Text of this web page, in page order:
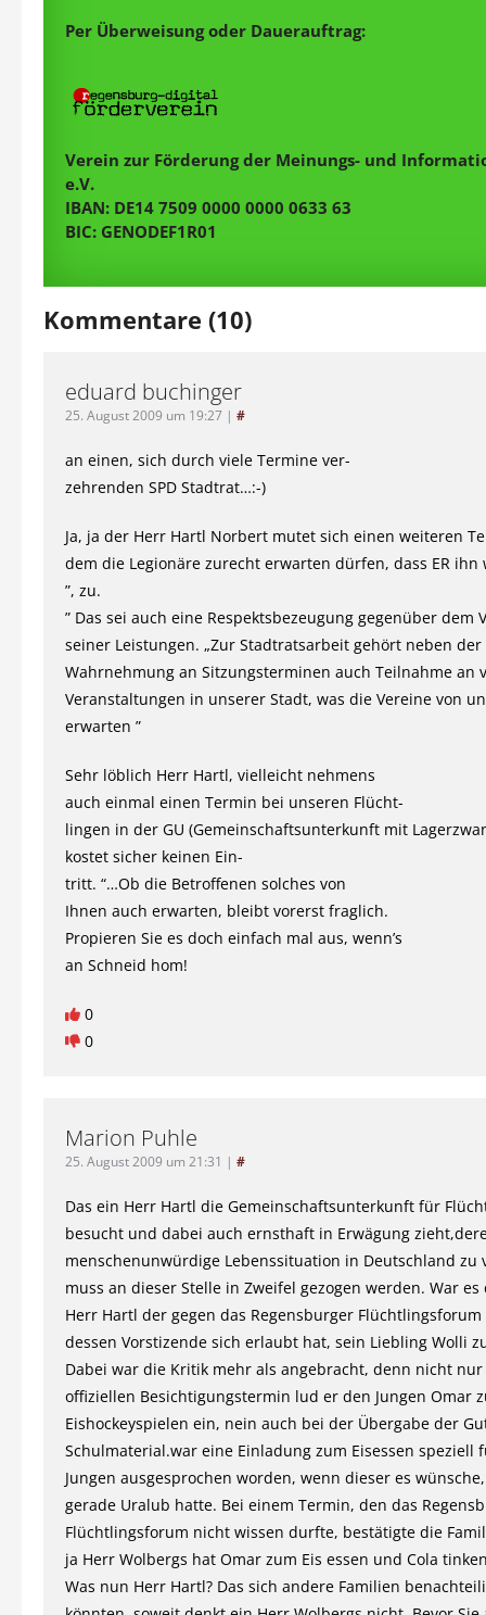
Per Überweisung oder Dauerauftrag:
Verein zur Förderung der Meinungs- und
e.V.
IBAN: DE14 7509 0000 0000 0633 63
BIC: GENODEF1R01
Kommentare (10)
eduard buchinger
25. August 2009 um 19:27 | #
an einen, sich durch viele Termine ver-
zehrenden SPD Stadtrat…:-)
Ja, ja der Herr Hartl Norbert mutet sich einen weiteren
dem die Legionäre zurecht erwarten dürfen, dass ER ihn
”, zu.
” Das sei auch eine Respektsbezeugung gegenüber dem
seiner Leistungen. „Zur Stadtratsarbeit gehört neben der
Wahrnehmung an Sitzungsterminen auch Teilnahme an
Veranstaltungen in unserer Stadt, was die Vereine von
erwarten ”
Sehr löblich Herr Hartl, vielleicht nehmens
auch einmal einen Termin bei unseren Flücht-
lingen in der GU (Gemeinschaftsunterkunft mit
kostet sicher keinen Ein-
tritt. “…Ob die Betroffenen solches von
Ihnen auch erwarten, bleibt vorerst fraglich.
Propieren Sie es doch einfach mal aus, wenn’s
an Schneid hom!
0
0
Marion Puhle
25. August 2009 um 21:31 | #
Das ein Herr Hartl die Gemeinschaftsunterkunft für
besucht und dabei auch ernsthaft in Erwägung
menschenunwürdige Lebenssituation in Deutschland zu
muss an dieser Stelle in Zweifel gezogen werden. War es
Herr Hartl der gegen das Regensburger
dessen Vorstizende sich erlaubt hat, sein Liebling Wolli
Dabei war die Kritik mehr als angebracht, denn nicht
offiziellen Besichtigungstermin lud er den Jungen Omar
Eishockeyspielen ein, nein auch bei der Übergabe der
Schulmaterial.war eine Einladung zum Eisessen speziell
Jungen ausgesprochen worden, wenn dieser es
gerade Uralub hatte. Bei einem Termin, den das
Flüchtlingsforum nicht wissen durfte, bestätigte die
ja Herr Wolbergs hat Omar zum Eis essen und Cola
Was nun Herr Hartl? Das sich andere Familien